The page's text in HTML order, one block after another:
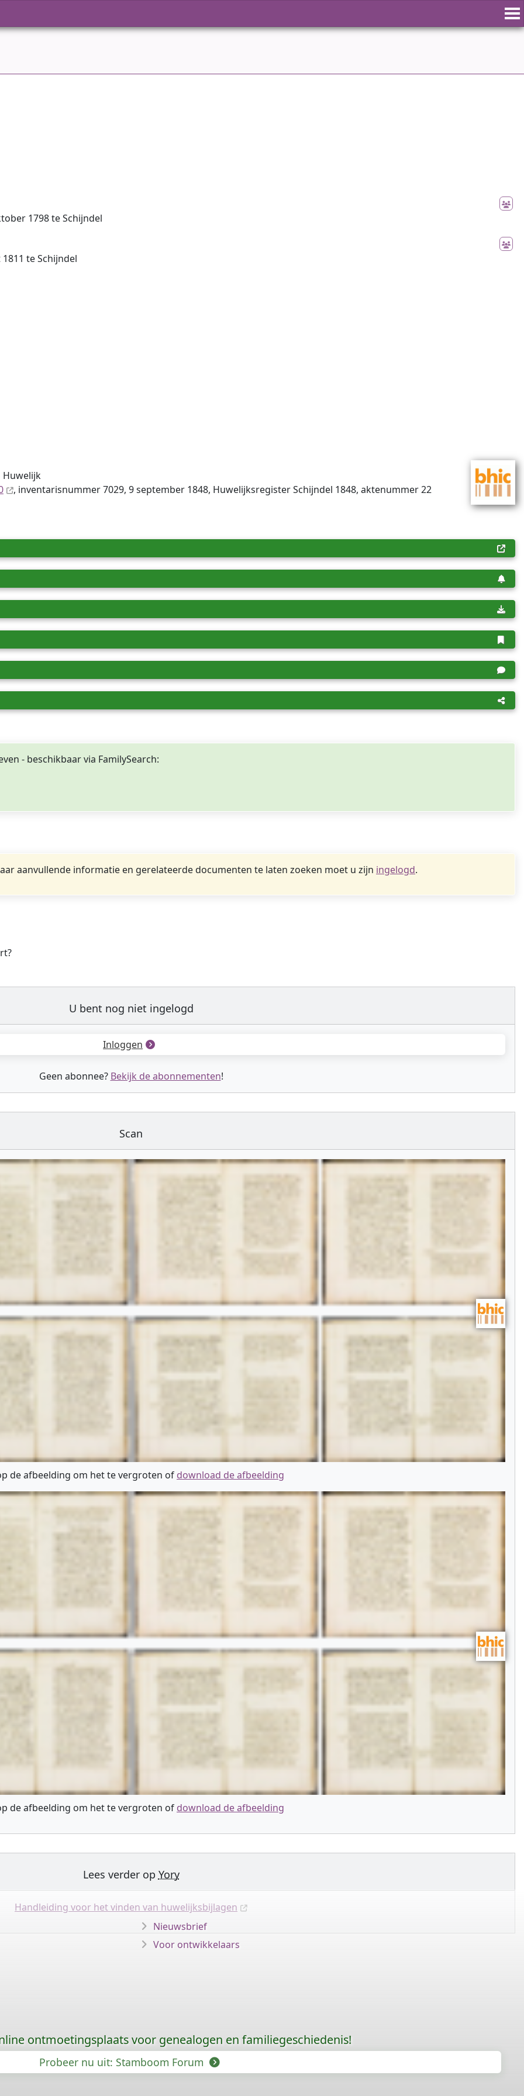
1798 te Schijndel
te Schijndel
Huwelijk
, inventaris­num­mer 7029, 9 september 1848, Huwelijksregister Schijndel 1848, aktenummer 22
- beschikbaar via FamilySearch:
aanvullende informatie en gerelateerde documenten te laten zoeken moet u zijn ingelogd.
U bent nog niet ingelogd
Inloggen
Geen abonnee? Bekijk de abonnementen!
Scan
de afbeelding om het te vergroten of download de afbeelding
de afbeelding om het te vergroten of download de afbeelding
Lees verder op Yory
Handleiding voor het vinden van huwelijksbijlagen
Nieuwsbrief
Voor ontwikkelaars
ontmoetingsplaats voor genealogen en familiegeschiedenis!
Probeer nu uit: Stamboom Forum